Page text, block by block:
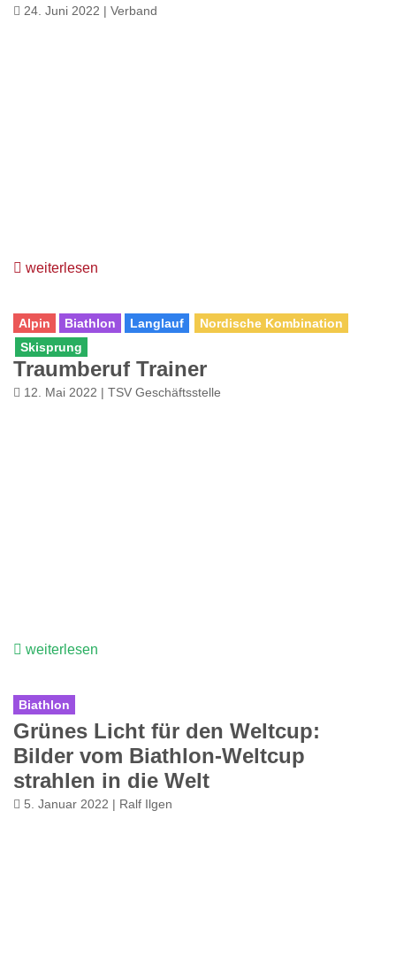
24. Juni 2022 | Verband
weiterlesen
Alpin Biathlon Langlauf
Nordische Kombination
Skisprung
Traumberuf Trainer
12. Mai 2022 | TSV Geschäftsstelle
weiterlesen
Biathlon
Grünes Licht für den Weltcup:
Bilder vom Biathlon-Weltcup
strahlen in die Welt
5. Januar 2022 | Ralf Ilgen